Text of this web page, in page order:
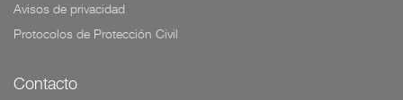
Avisos de privacidad
Protocolos de Protección Civil
Contacto